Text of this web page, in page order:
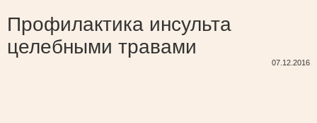
Профилактика инсульта
целебными травами
07.12.2016